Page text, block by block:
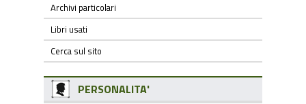
Archivi particolari
Libri usati
Cerca sul sito
PERSONALITA'